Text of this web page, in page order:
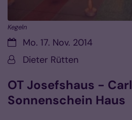
Kegeln
Datum:Mo. 17. Nov. 2014
Von:Dieter Rütten
OT Josefshaus - Carl
Sonnenschein Haus